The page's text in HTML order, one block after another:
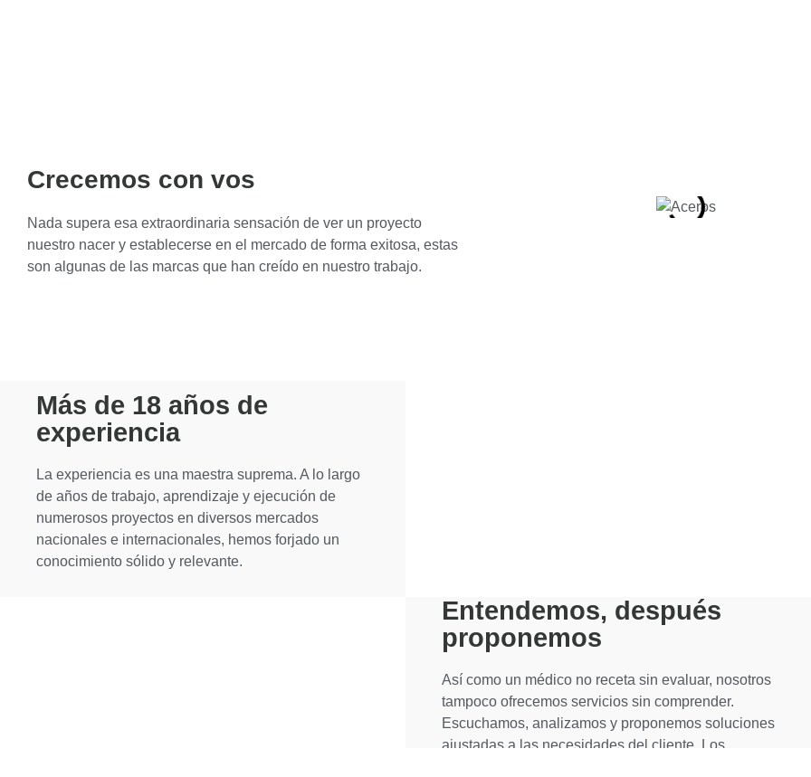
Crecemos con vos
Nada supera esa extraordinaria sensación de ver un proyecto
nuestro nacer y establecerse en el mercado de forma exitosa, estas
son algunas de las marcas que han creído en nuestro trabajo.
Más de 18 años de
experiencia
La experiencia es una maestra suprema. A lo largo
de años de trabajo, aprendizaje y ejecución de
numerosos proyectos en diversos mercados
nacionales e internacionales, hemos forjado un
conocimiento sólido y relevante.
Entendemos, después
proponemos
Así como un médico no receta sin evaluar, nosotros
tampoco ofrecemos servicios sin comprender.
Escuchamos, analizamos y proponemos soluciones
ajustadas a las necesidades del cliente. Los